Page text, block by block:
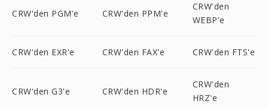
CRW'den PGM'e CRW'den PPM'e
CRW'den
WEBP'e
CRW'den EXR'e CRW'den FAX'e CRW'den FTS'e
CRW'den G3'e CRW'den HDR'e
CRW'den
HRZ'e